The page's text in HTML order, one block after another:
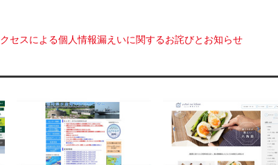
セスによる個人情報漏えいに関するお詫びとお知らせ